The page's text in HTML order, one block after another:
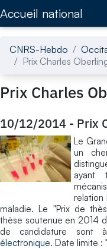
Accueil national
CNRS-Hebdo
Prix Charles
Prix Charles
10/12/2014 - Prix
Le
un
ayant
relation
maladie. Le "Prix de
thèse soutenue en 2014
de candidature sont
électronique. Date limite :